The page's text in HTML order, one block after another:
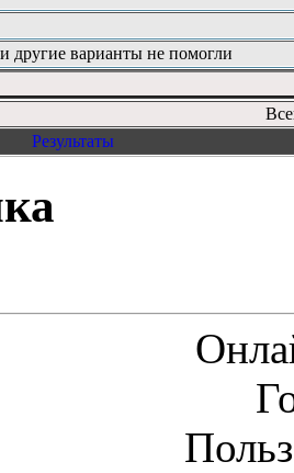
другие варианты не помогли
Результаты